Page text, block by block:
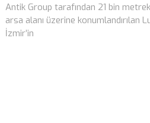
Antik Group tarafından 21 bin
arsa alanı üzerine konumlandırılan
İzmir’in